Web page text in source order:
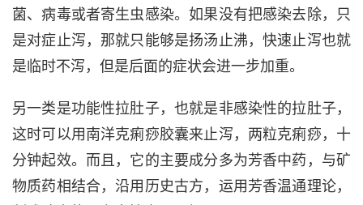
菌、病毒或者寄生虫感染。如果没有把感染去除，只
是对症止泻，那就只能够是扬汤止沸，快速止泻也就
是临时不泻，但是后面的症状会进一步加重。
另一类是功能性拉肚子，也就是非感染性的拉肚子，
这时可以用南洋克痢痧胶囊来止泻，两粒克痢痧，十
分钟起效。而且，它的主要成分多为芳香中药，与矿
物质药相结合，沿用历史古方，运用芳香温通理论，